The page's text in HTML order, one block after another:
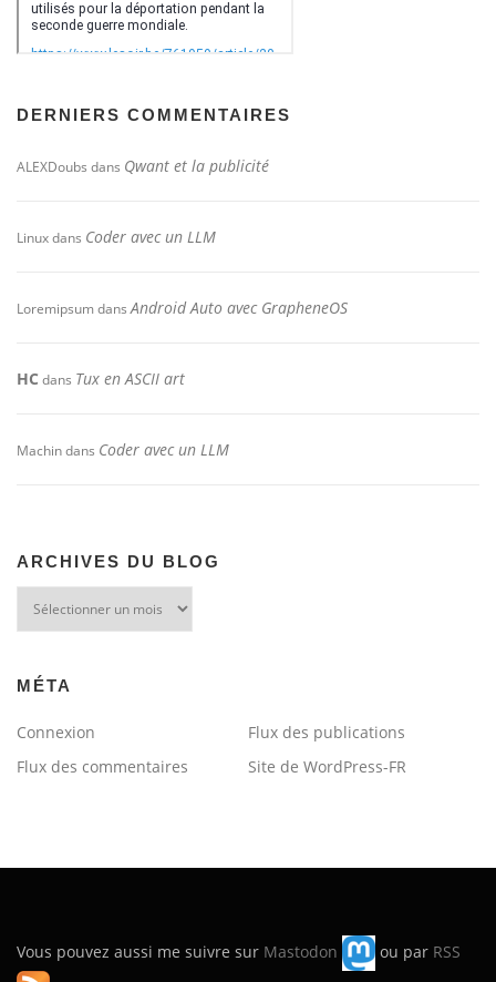
DERNIERS COMMENTAIRES
ALEXDoubs dans Qwant et la publicité
Linuxdans Coder avec un LLM
LoremipsumdansAndroid Auto avec GrapheneOS
HC dans Tux en ASCII art
Machindans Coder avec un LLM
ARCHIVES DU BLOG
MÉTA
Connexion
Flux des publications
Flux des commentaires
Site de WordPress-FR
Vous pouvez aussi me suivre sur Mastodon ou par RSS